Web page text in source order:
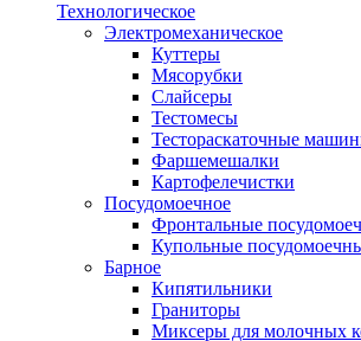
Технологическое
Электромеханическое
Куттеры
Мясорубки
Слайсеры
Тестомесы
Тестораскаточные
Фаршемешалки
Картофелечистки
Посудомоечное
Фронтальные
Купольные
Барное
Кипятильники
Граниторы
Миксеры для молочных